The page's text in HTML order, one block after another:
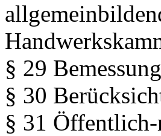
§ 29
§ 30
§ 31